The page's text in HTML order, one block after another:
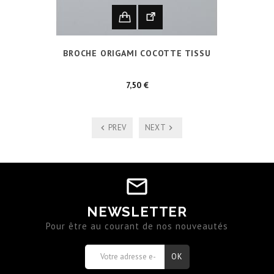
BROCHE ORIGAMI COCOTTE TISSU
7,50 €Prix
PREV NEXT
NEWSLETTER
Pour être au courant de nos nouveautés